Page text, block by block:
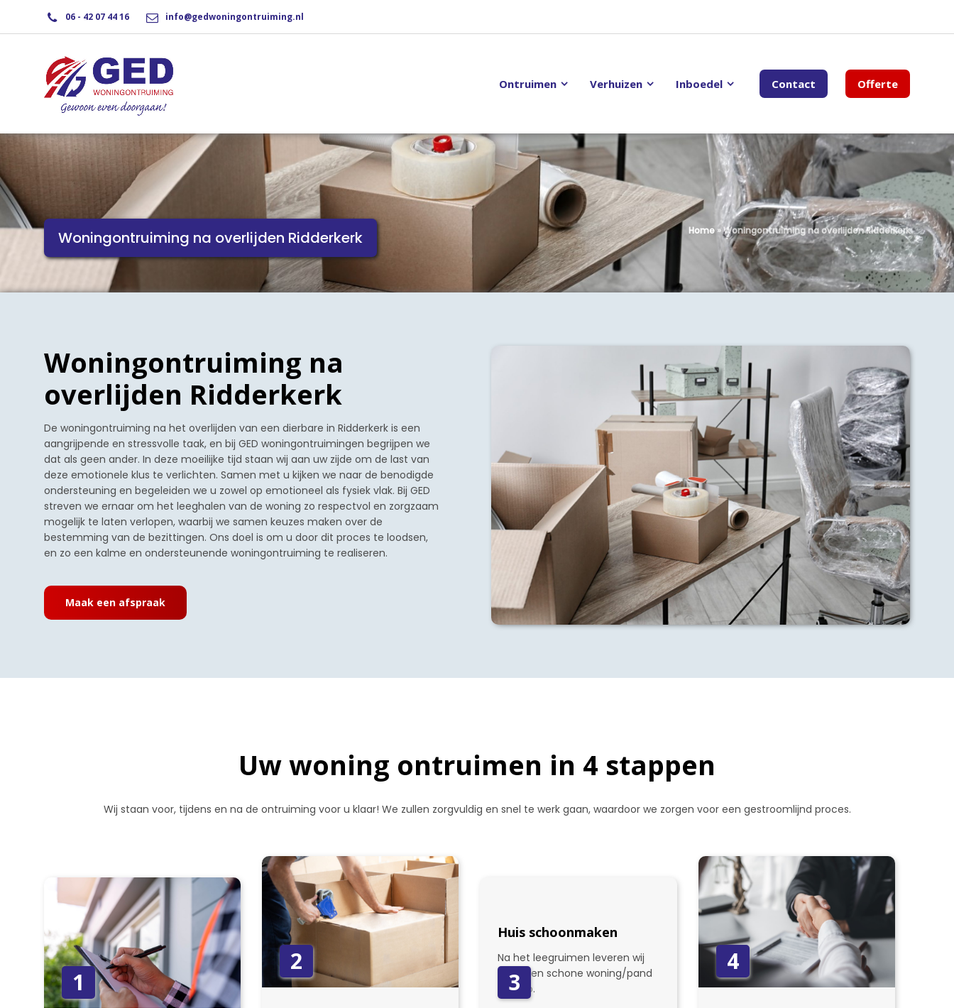
06 - 42 07 44 16 info@gedwoningontruiming.nl
Ontruimen Verhuizen Inboedel Contact Offerte
Woningontruiming na overlijden Ridderkerk Home»Woningontruiming na overlijden Ridderkerk
Woningontruiming na
overlijden Ridderkerk
De woningontruiming na het overlijden van een dierbare in Ridderkerk is een
aangrijpende en stressvolle taak, en bij GED woningontruimingen begrijpen we
dat als geen ander. In deze moeilijke tijd staan wij aan uw zijde om de last van
deze emotionele klus te verlichten. Samen met u kijken we naar de benodigde
ondersteuning en begeleiden we u zowel op emotioneel als fysiek vlak. Bij GED
streven we ernaar om het leeghalen van de woning zo respectvol en zorgzaam
mogelijk te laten verlopen, waarbij we samen keuzes maken over de
bestemming van de bezittingen. Ons doel is om u door dit proces te loodsen,
en zo een kalme en ondersteunende woningontruiming te realiseren.
Maak een afspraak
Uw woning ontruimen in 4 stappen
Wij staan voor, tijdens en na de ontruiming voor u klaar! We zullen zorgvuldig en snel te werk gaan, waardoor we zorgen voor een gestroomlijnd proces.
1
2
3
Huis schoonmaken
Na het leegruimen leveren wij
weer een schone woning/pand
bij u op.
4